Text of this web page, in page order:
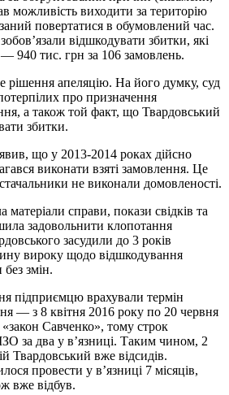
можливість виходити за територію
повертатися в обумовлений час.
відшкодувати збитки, які
940 тис. грн за 106 замовлень.
рішення апеляцію. На його думку, суд
про призначення
а також той факт, що Твардовський
збитки.
що у 2013-2014 роках дійсно
виконати взяті замовлення. Це
не виконали домовленості.
матеріали справи, покази свідків та
задовольнити клопотання
засудили до 3 років
вироку щодо відшкодування
змін.
підприємцю врахували термін
— з 8 квітня 2016 року по 20 червня
Савченко», тому строк
за два у в’язниці. Таким чином, 2
Твардовський вже відсидів.
провести у в’язниці 7 місяців,
вже відбув.